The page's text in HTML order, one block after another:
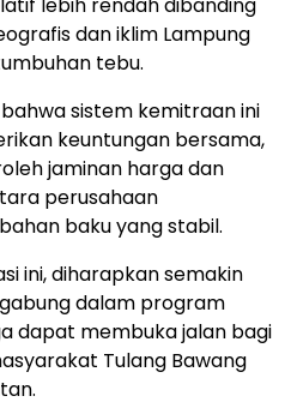
lebih rendah dibanding
dan iklim Lampung
tebu.
sistem kemitraan ini
keuntungan bersama,
jaminan harga dan
perusahaan
baku yang stabil.
ini, diharapkan semakin
dalam program
dapat membuka jalan bagi
Tulang Bawang